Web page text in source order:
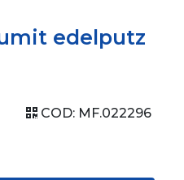
edelputz
COD: MF.022296